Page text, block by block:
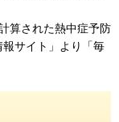
算された熱中症予防
サイト」より「毎